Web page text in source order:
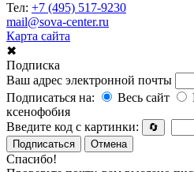
Тел: +7 (495) 517-9230
mail@sova-center.ru
Карта сайта
✖
Подписка
Ваш адрес электронной почты
Подписаться на:
Весь сайт
ксенофобия
Введите код с картинки:
🔄
Подписаться
Отмена
Спасибо!